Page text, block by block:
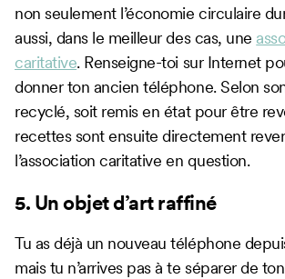
non seulement l’économie circulaire
aussi, dans le meilleur des cas, une
caritative. Renseigne-toi sur Internet
donner ton ancien téléphone. Selon
recyclé, soit remis en état pour être
recettes sont ensuite directement
l’association caritative en question.
5. Un objet d’art raffiné
Tu as déjà un nouveau téléphone
mais tu n’arrives pas à te séparer de